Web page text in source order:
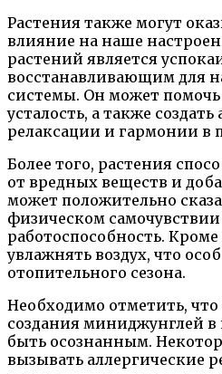
Растения также могут
влияние на наше
растений является
восстанавливающим для
системы. Он может помочь
усталость, а также
релаксации и гармонии в
Более того, растения
от вредных веществ и
может положительно
физическом
работоспособность.
увлажнять воздух, что
отопительного сезона.
Необходимо отметить,
создания миниджунглей в
быть осознанным.
вызывать аллергические